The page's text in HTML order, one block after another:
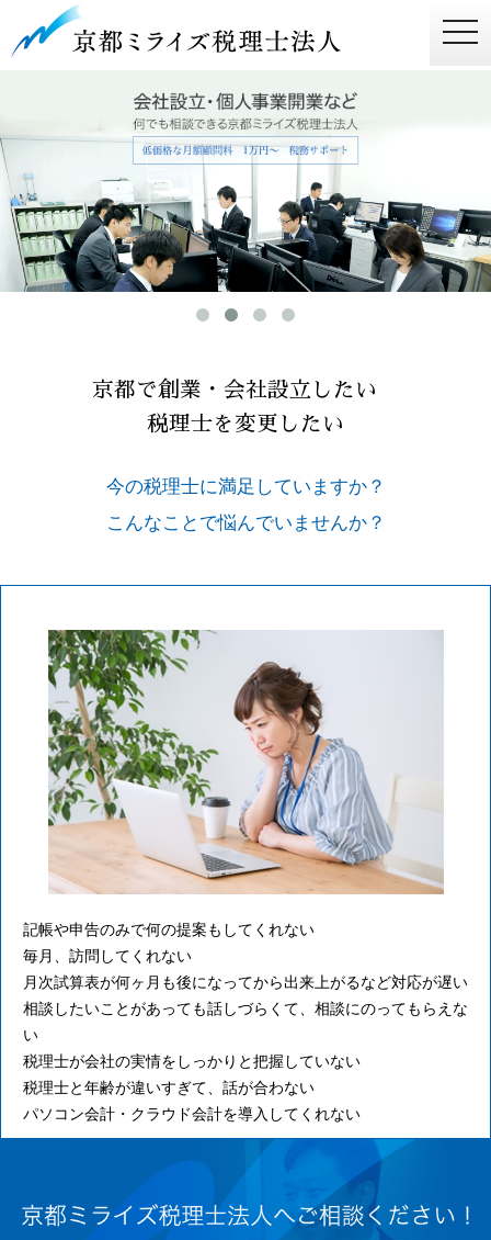
京都で創業・会社設立したい
税理士を変更したい
今の税理士に満足していますか？
こんなことで悩んでいませんか？
記帳や申告のみで何の提案もしてくれない
毎月、訪問してくれない
月次試算表が何ヶ月も後になってから出来上がるなど対応が遅い
相談したいことがあっても話しづらくて、相談にのってもらえな
い
税理士が会社の実情をしっかりと把握していない
税理士と年齢が違いすぎて、話が合わない
パソコン会計・クラウド会計を導入してくれない